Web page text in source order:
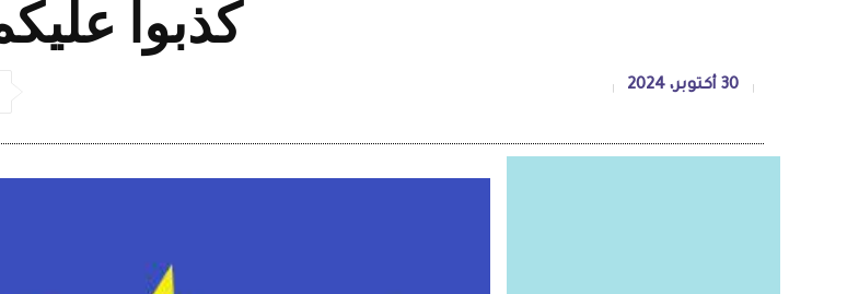
كذبوا
30 أكتوبر، 2024